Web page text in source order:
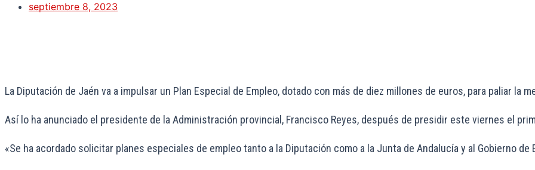
septiembre 8, 2023
La Diputación de Jaén va a impulsar un Plan Especial de Empleo, dotado con más de diez millones de euros, para paliar
Así lo ha anunciado el presidente de la Administración provincial, Francisco Reyes, después de presidir este viernes el
«Se ha acordado solicitar planes especiales de empleo tanto a la Diputación como a la Junta de Andalucía y al Gobierno